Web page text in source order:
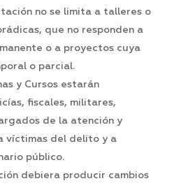
no se limita a talleres o
que no responden a
o a proyectos cuya
o parcial.
y Cursos estarán
fiscales, militares,
de la atención y
víctimas del delito y a
público.
debiera producir cambios